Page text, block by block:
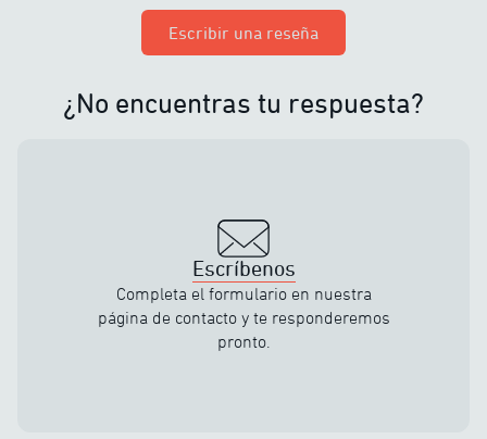
Escribir una reseña
¿No encuentras tu respuesta?
Escríbenos
Completa el formulario en nuestra
página de contacto y te responderemos
pronto.